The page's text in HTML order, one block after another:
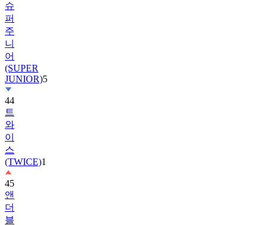
슈
퍼
주
니
어
(SUPER
JUNIOR)5
44
트
와
이
스
(TWICE)1
45
앤
더
블